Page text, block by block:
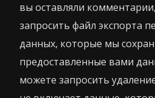
вы оставляли
запросить файл экспорта
данных, которые мы
предоставленные вами
можете запросить